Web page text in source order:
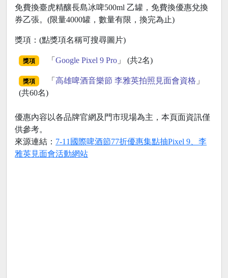
免費換臺虎精釀長島冰啤500ml 乙罐，免費換優惠兌換
券乙張。(限量4000罐，數量有限，換完為止)
獎項：(點獎項名稱可搜尋圖片)
獎項 「 Google Pixel 9 Pro」 (共2名)
獎項 「 高雄啤酒音樂節 李雅英拍照見面會資格 」
(共60名)
優惠內容以各品牌官網及門市現場為主，本頁面資訊僅
供參考。
來源連結： 7-11國際啤酒節77折優惠集點抽Pixel 9、李
雅英見面會活動網站